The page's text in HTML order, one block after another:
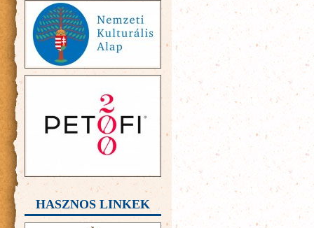
HASZNOS LINKEK